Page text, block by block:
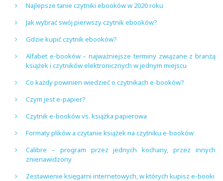
Najlepsze tanie czytniki ebooków w 2020 roku
Jak wybrać swój pierwszy czytnik ebooków?
Gdzie kupić czytnik ebooków?
Alfabet e-booków – najważniejsze terminy związane z branżą
książek i czytników elektronicznych w jednym miejscu
Co każdy powinien wiedzieć o czytnikach e-booków?
Czym jest e-papier?
Czytnik e-booków vs. książka papierowa
Formaty plików a czytanie książek na czytniku e-booków
Calibre – program przez jednych kochany, przez innych
znienawidzony
Zestawienie księgarni internetowych, w których kupisz e-booki